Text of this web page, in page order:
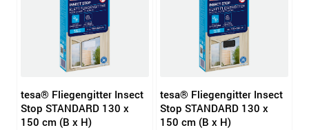
tesa® Fliegengitter Insect
Stop STANDARD 130 x
150 cm (B x H)
tesa® Fliegengitter Insect
Stop STANDARD 130 x
150 cm (B x H)